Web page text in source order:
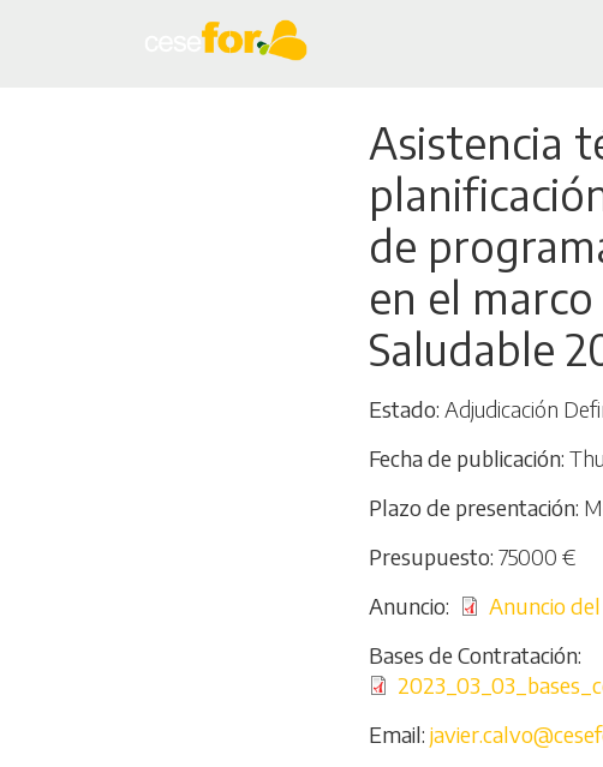
Asistencia
de
en el
Saludable
Estado Adjudicación
Fecha de publicación
Plazo de presentación
Presupuesto 75000 €
Anuncio
FileAnuncio
Bases de Contratación
File
Email